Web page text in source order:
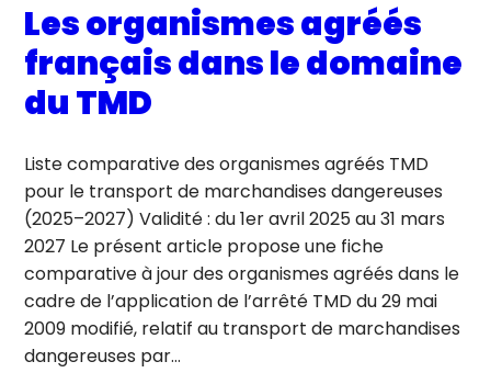
Les organismes agréés
français dans le domaine
du TMD
Liste comparative des organismes agréés TMD
pour le transport de marchandises dangereuses
(2025–2027) Validité : du 1er avril 2025 au 31 mars
2027 Le présent article propose une fiche
comparative à jour des organismes agréés dans le
cadre de l’application de l’arrêté TMD du 29 mai
2009 modifié, relatif au transport de marchandises
dangereuses par…